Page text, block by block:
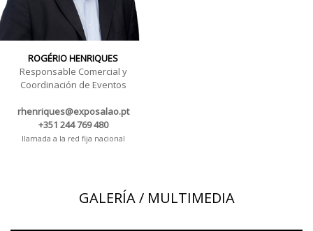
ROGÉRIO HENRIQUES
Responsable Comercial y
Coordinación de Eventos
rhenriques@exposalao.pt
+351 244 769 480
llamada a la red fija nacional
GALERÍA / MULTIMEDIA